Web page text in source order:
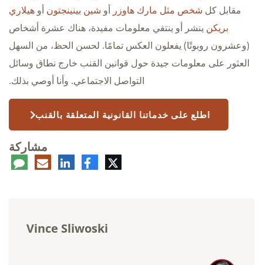
مقابل كل شخص مثل مارك هاوزر أو شين بينينجتون أو هيلاري
بريكن ينشر أو ينتقي معلومات مفيدة، هناك عشرة أشخاص
(وعشرون روبوتًا) يفعلون العكس تمامًا. لحسن الحظ، من السهل
العثور على معلومات جيدة حول قوانين القنب خارج نطاق وسائل
التواصل الاجتماعي. وأنا أوصي بذلك.
اطلع على خدماتنا القانونية المتعلقة بالقنب
مشاركة
تويتر فيسبوكلينكدإنالبريد
Vince Sliwoski